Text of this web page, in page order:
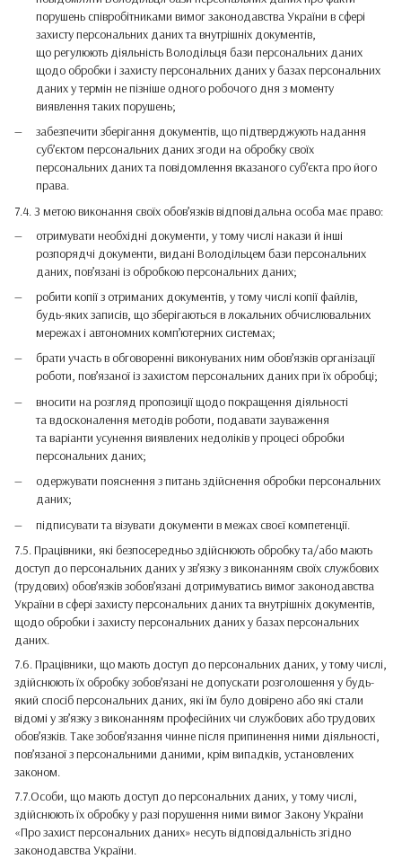
порушень співробітниками вимог законодавства України в сфері
захисту персональних даних та внутрішніх документів,
що регулюють діяльність Володільця бази персональних даних
щодо обробки і захисту персональних даних у базах персональних
даних у термін не пізніше одного робочого дня з моменту
виявлення таких порушень;
забезпечити зберігання документів, що підтверджують надання
суб’єктом персональних даних згоди на обробку своїх
персональних даних та повідомлення вказаного суб’єкта про його
права.
7.4. З метою виконання своїх обов’язків відповідальна особа має право:
отримувати необхідні документи, у тому числі накази й інші
розпорядчі документи, видані Володільцем бази персональних
даних, пов’язані із обробкою персональних даних;
робити копії з отриманих документів, у тому числі копії файлів,
будь-яких записів, що зберігаються в локальних обчислювальних
мережах і автономних комп’ютерних системах;
брати участь в обговоренні виконуваних ним обов’язків організації
роботи, пов’язаної із захистом персональних даних при їх обробці;
вносити на розгляд пропозиції щодо покращення діяльності
та вдосконалення методів роботи, подавати зауваження
та варіанти усунення виявлених недоліків у процесі обробки
персональних даних;
одержувати пояснення з питань здійснення обробки персональних
даних;
підписувати та візувати документи в межах своєї компетенції.
7.5. Працівники, які безпосередньо здійснюють обробку та/або мають
доступ до персональних даних у зв’язку з виконанням своїх службових
(трудових) обов’язків зобов’язані дотримуватись вимог законодавства
України в сфері захисту персональних даних та внутрішніх документів,
щодо обробки і захисту персональних даних у базах персональних
даних.
7.6. Працівники, що мають доступ до персональних даних, у тому числі,
здійснюють їх обробку зобов’язані не допускати розголошення у будь-
який спосіб персональних даних, які їм було довірено або які стали
відомі у зв’язку з виконанням професійних чи службових або трудових
обов’язків. Таке зобов’язання чинне після припинення ними діяльності,
пов’язаної з персональними даними, крім випадків, установлених
законом.
7.7.Особи, що мають доступ до персональних даних, у тому числі,
здійснюють їх обробку у разі порушення ними вимог Закону України
«Про захист персональних даних» несуть відповідальність згідно
законодавства України.